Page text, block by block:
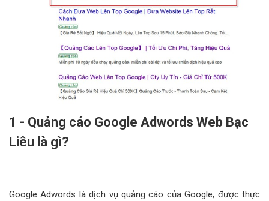
1 - Quảng cáo Google Adwords Web Bạc
Liêu là gì?
Google Adwords là dịch vụ quảng cáo của Google, được thực